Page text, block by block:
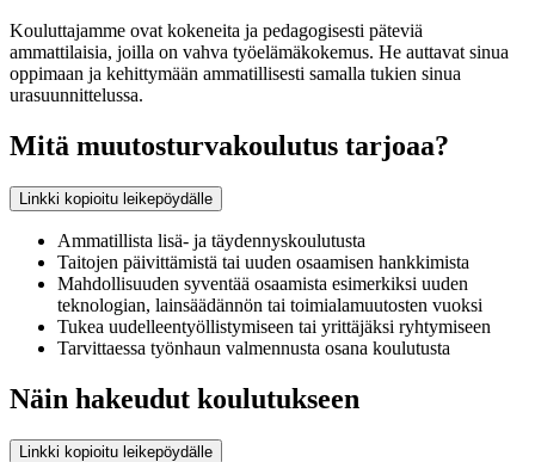
Kouluttajamme ovat kokeneita ja pedagogisesti päteviä
ammattilaisia, joilla on vahva työelämäkokemus. He auttavat sinua
oppimaan ja kehittymään ammatillisesti samalla tukien sinua
urasuunnittelussa.
Mitä muutosturvakoulutus tarjoaa?
Linkki kopioitu leikepöydälle
Ammatillista lisä- ja täydennyskoulutusta
Taitojen päivittämistä tai uuden osaamisen hankkimista
Mahdollisuuden syventää osaamista esimerkiksi uuden
teknologian, lainsäädännön tai toimialamuutosten vuoksi
Tukea uudelleentyöllistymiseen tai yrittäjäksi ryhtymiseen
Tarvittaessa työnhaun valmennusta osana koulutusta
Näin hakeudut koulutukseen
Linkki kopioitu leikepöydälle